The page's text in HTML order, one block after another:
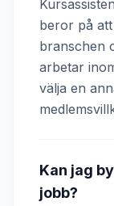
beror på
branschen
arbetar
välja en
Kan jag
jobb?